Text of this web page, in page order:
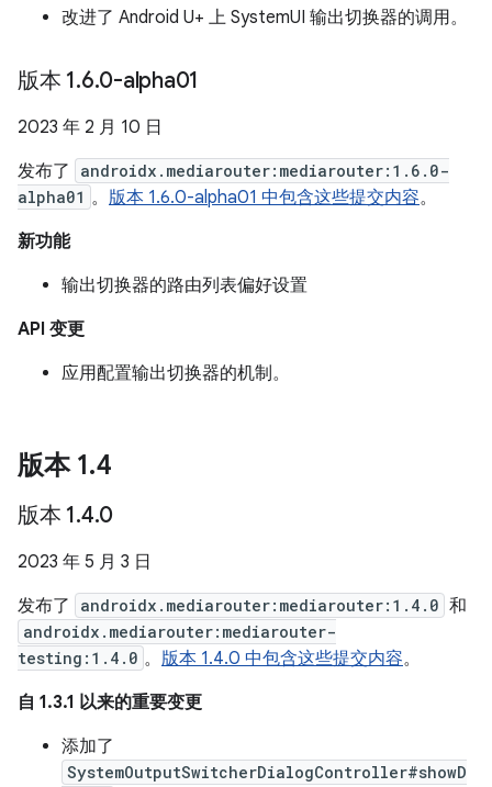
改进了 Android U+ 上 SystemUI 输出切换器的调用。
版本 1.6.0-alpha01
2023 年 2 月 10 日
发布了
androidx.mediarouter:mediarouter:1.6.0-
alpha01 。 版本 1.6.0-alpha01 中包含这些提交内容。
新功能
输出切换器的路由列表偏好设置
API 变更
应用配置输出切换器的机制。
版本 1.4
版本 1.4.0
2023 年 5 月 3 日
发布了
androidx.mediarouter:mediarouter:1.4.0 和
androidx.mediarouter:mediarouter-
testing:1.4.0 。 版本 1.4.0 中包含这些提交内容。
自 1.3.1 以来的重要变更
添加了
SystemOutputSwitcherDialogController#showD